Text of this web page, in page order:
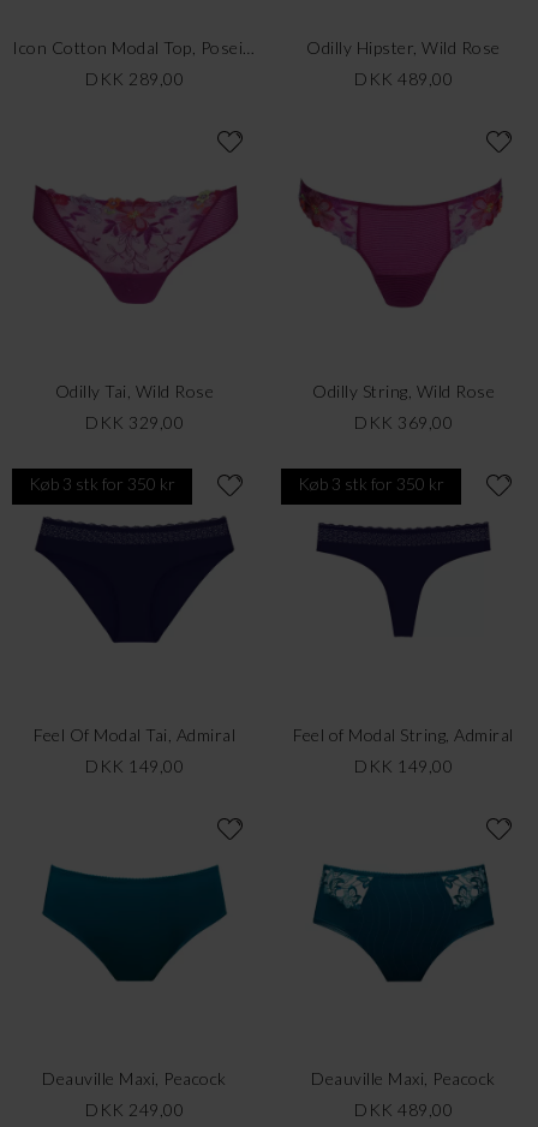
DKK 289,00
Odilly Hipster, Wild Rose
DKK 489,00
Odilly Tai, Wild Rose
DKK 329,00
Odilly String, Wild Rose
DKK 369,00
Køb 3 stk for 350 kr
Feel Of Modal Tai, Admiral
DKK 149,00
Køb 3 stk for 350 kr
Feel of Modal String, Admiral
DKK 149,00
Deauville Maxi, Peacock
DKK 249,00
Deauville Maxi, Peacock
DKK 489,00